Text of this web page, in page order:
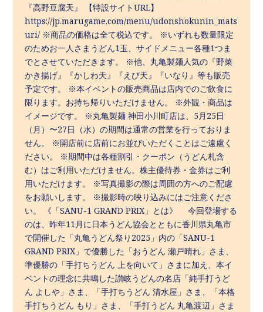
『高野豆腐天』 【特設サイトURL】
https://jp.marugame.com/menu/udonshokunin_mats
uri/ ※商品の価格は全て税込です。 ※いずれも数量限定
のためお一人さまうどん1玉、サイドメニュー各種1つま
でとさせていただきます。 ※他、丸亀製麺人気の『野菜
かき揚げ』『かしわ天』『えび天』『いなり』等も販売
予定です。 ※本イベントの販売商品は店内でのご飲食に
限ります。お持ち帰りいただけません。 ※外観・商品は
イメージです。 ※丸亀製麺 神田小川町店は、5月25日
（月）〜27日（水）の期間は通常の営業を行っておりま
せん。 ※開店前に店前にお並びいただくことはご遠慮く
ださい。 ※期間中は各種割引・クーポン（うどん札含
む）はご利用いただけません。株主優待券・金券はご利
用いただけます。 ※写真撮影の際は周囲の方へのご配慮
をお願いします。 ※撮影時の映り込みにはご注意くださ
い。 《「SANU-1 GRAND PRIX」とは》 今回登場する
のは、昨年11月に日本うどん協会とともに香川県丸亀市
で開催した「丸亀うどん祭り2025」内の「SANU-1
GRAND PRIX」で優勝した「おうどん 瀬戸晴れ」さま、
準優勝の「手打ちうどん 上を向いて」さまに加え、本イ
ベントの理念に共鳴した讃岐うどんの名店「純手打うど
ん よしや」さま、「手打ちうどん 清水屋」さま、「本格
手打ちうどん もり」さま、「手打うどん 丸亀渡辺」さま